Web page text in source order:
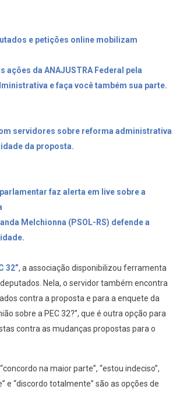
e petições online mobilizam
ações da ANAJUSTRA Federal pela
e faça você também sua parte.
servidores sobre reforma administrativa
da proposta.
faz alerta em live sobre a
Melchionna (PSOL-RS) defende a
32”, a associação disponibilizou ferramenta
Nela, o servidor também encontra
contra a proposta e para a enquete da
sobre a PEC 32?”, que é outra opção para
contra as mudanças propostas para o
na maior parte”, “estou indeciso”,
e “discordo totalmente” são as opções de